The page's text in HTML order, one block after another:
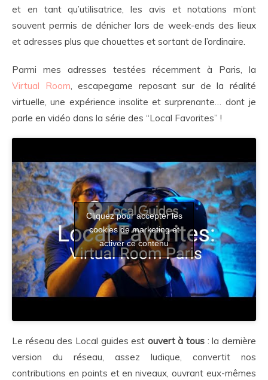
et en tant qu’utilisatrice, les avis et notations m’ont
souvent permis de dénicher lors de week-ends des lieux
et adresses plus que chouettes et sortant de l’ordinaire.
Parmi mes adresses testées récemment à Paris, la
Virtual Room, escapegame reposant sur de la réalité
virtuelle, une expérience insolite et surprenante… dont je
parle en vidéo dans la série des “Local Favorites” !
Cliquez pour accepter les
cookies de marketing et
activer ce contenu
Le réseau des Local guides est ouvert à tous : la dernière
version du réseau, assez ludique, convertit nos
contributions en points et en niveaux, ouvrant eux-mêmes